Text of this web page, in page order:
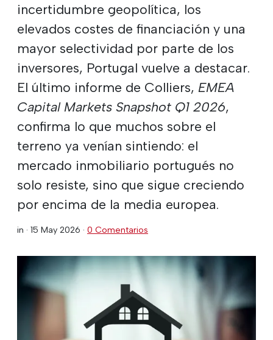
incertidumbre geopolítica, los
elevados costes de financiación y una
mayor selectividad por parte de los
inversores, Portugal vuelve a destacar.
El último informe de Colliers, EMEA
Capital Markets Snapshot Q1 2026,
confirma lo que muchos sobre el
terreno ya venían sintiendo: el
mercado inmobiliario portugués no
solo resiste, sino que sigue creciendo
por encima de la media europea.
in · 15 May 2026 · 0 Comentarios